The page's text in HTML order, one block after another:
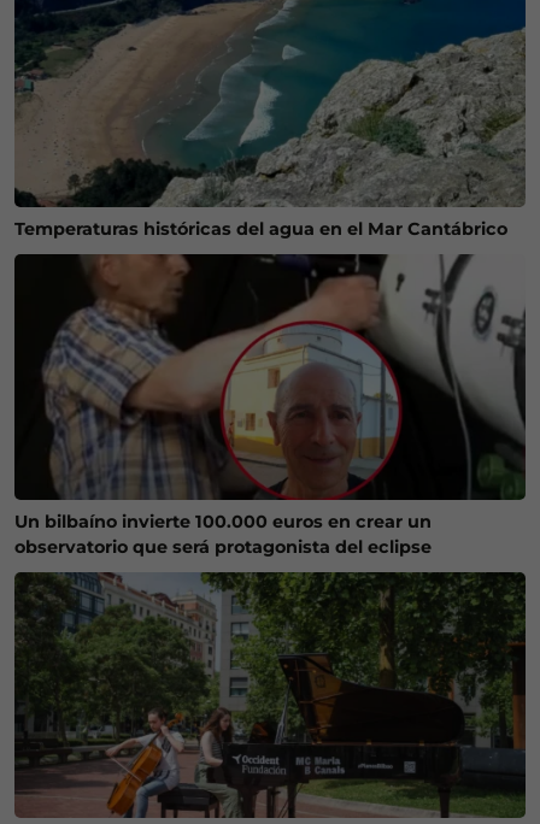
Temperaturas históricas del agua en el Mar Cantábrico
Un bilbaíno invierte 100.000 euros en crear un
observatorio que será protagonista del eclipse